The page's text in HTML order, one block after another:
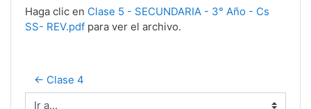
Haga clic en Clase 5 - SECUNDARIA - 3° Año - Cs
SS- REV.pdf para ver el archivo.
← Clase 4